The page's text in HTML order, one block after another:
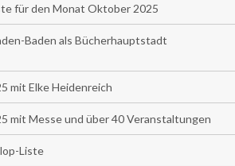
für den Monat Oktober 2025
Baden als Bücherhauptstadt
mit Elke Heidenreich
mit Messe und über 40 Veranstaltungen
Liste